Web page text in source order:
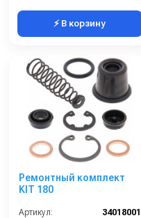
⚡ В корзину
Ремонтный комплект
KIT 180
Артикул:
34018001